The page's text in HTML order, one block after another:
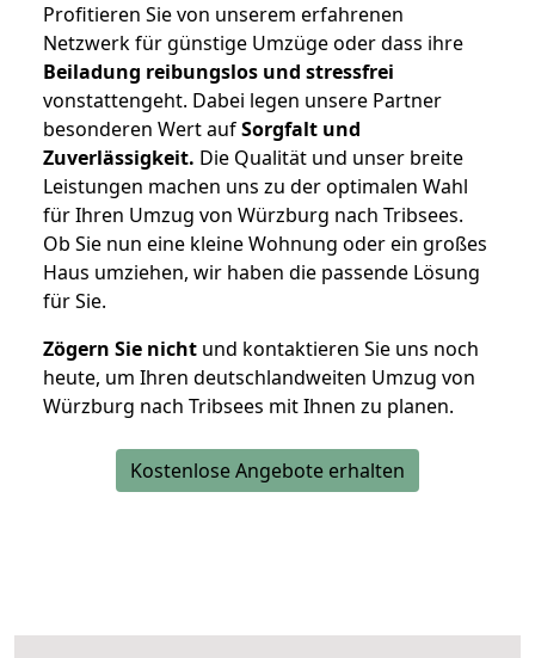
Profitieren Sie von unserem erfahrenen
Netzwerk für günstige Umzüge oder dass ihre
Beiladung reibungslos und stressfrei
vonstattengeht. Dabei legen unsere Partner
besonderen Wert aufSorgfalt und
Zuverlässigkeit. Die Qualität und unser breite
Leistungen machen uns zu der optimalen Wahl
für Ihren Umzug von Würzburg nach Tribsees.
Ob Sie nun eine kleine Wohnung oder ein großes
Haus umziehen, wir haben die passende Lösung
für Sie.
Zögern Sie nicht und kontaktieren Sie uns noch
heute, um Ihren deutschlandweiten Umzug von
Würzburg nach Tribsees mit Ihnen zu planen.
Kostenlose Angebote erhalten